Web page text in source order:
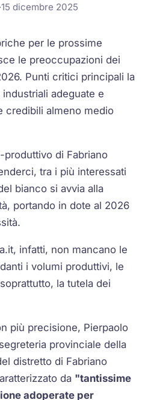
15 dicembre 2025
per le prossime
le preoccupazioni dei
Punti critici principali la
adeguate e
credibili almeno medio
di Fabriano
tra i più interessati
bianco si avvia alla
portando in dote al 2026
infatti, non mancano le
i volumi produttivi, le
la tutela dei
più precisione, Pierpaolo
provinciale della
distretto di Fabriano
da "tantissime
adoperate per